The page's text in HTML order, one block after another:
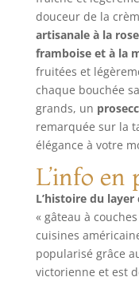
douceur de la
artisanale à la
framboise et à la
fruitées et
chaque bouchée
grands, un
remarquée sur la
élégance à votre
L’info en
L’histoire du layer
« gâteau à
cuisines
popularisé grâce
victorienne et est